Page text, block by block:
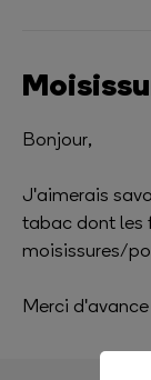
Bonjour,
J'aimerais
tabac dont les
moisissures/
Merci